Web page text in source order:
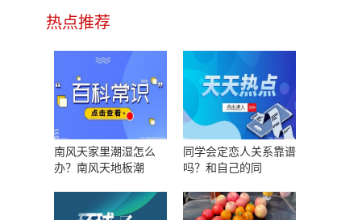
热点推荐
南风天家里潮湿怎么
办？南风天地板潮
同学会定恋人关系靠谱
吗？和自己的同